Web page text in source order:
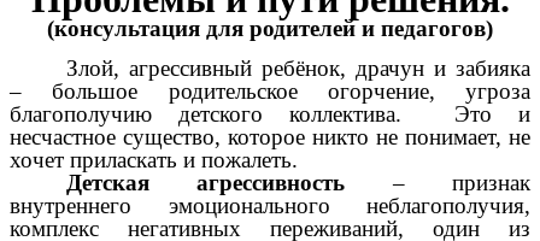
(консультация для родителей и педагогов)
Злой, агрессивный ребёнок, драчун и забияка
– большое родительское огорчение, угроза
благополучию детского коллектива. Это и
несчастное существо, которое никто не понимает, не
хочет приласкать и пожалеть.
Детская агрессивность – признак
внутреннего эмоционального неблагополучия,
комплекс негативных переживаний, один из